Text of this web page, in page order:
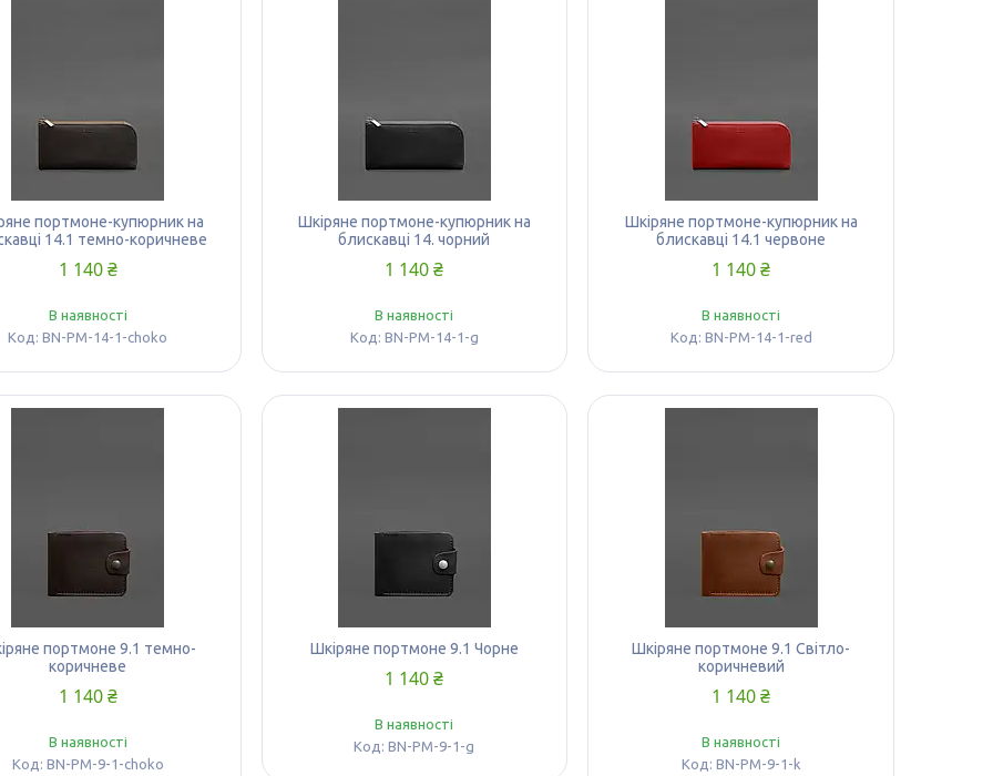
портмоне-купюрник на
14.1 темно-коричневе
1 140 ₴
В наявності
BN-PM-14-1-choko
Шкіряне портмоне-купюрник на
блискавці 14. чорний
1 140 ₴
В наявності
BN-PM-14-1-g
Шкіряне портмоне-купюрник на
блискавці 14.1 червоне
1 140 ₴
В наявності
BN-PM-14-1-red
портмоне 9.1 темно-
коричневе
1 140 ₴
В наявності
BN-PM-9-1-choko
Шкіряне портмоне 9.1 Чорне
1 140 ₴
В наявності
BN-PM-9-1-g
Шкіряне портмоне 9.1 Світло-
коричневий
1 140 ₴
В наявності
BN-PM-9-1-k